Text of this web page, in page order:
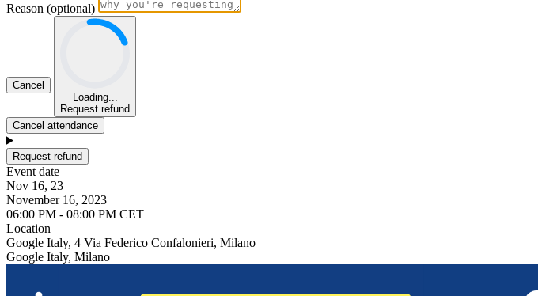
Reason (optional)
Cancel
Loading...
Request refund
Cancel attendance
Request refund
Event date
Nov 16, 23
November 16, 2023
06:00 PM - 08:00 PM CET
Location
Google Italy, 4 Via Federico Confalonieri, Milano
Google Italy, Milano